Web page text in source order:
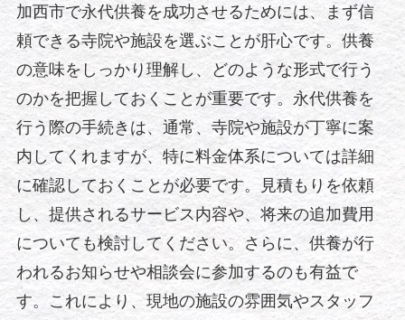
加西市で永代供養を成功させるためには、まず信
頼できる寺院や施設を選ぶことが肝心です。供養
の意味をしっかり理解し、どのような形式で行う
のかを把握しておくことが重要です。永代供養を
行う際の手続きは、通常、寺院や施設が丁寧に案
内してくれますが、特に料金体系については詳細
に確認しておくことが必要です。見積もりを依頼
し、提供されるサービス内容や、将来の追加費用
についても検討してください。さらに、供養が行
われるお知らせや相談会に参加するのも有益で
す。これにより、現地の施設の雰囲気やスタッフ